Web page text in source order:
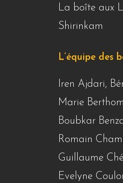
La boîte aux
Shirinkam
L’équipe des
Iren Ajdari,
Marie
Boubkar
Romain
Guillaume
Evelyne